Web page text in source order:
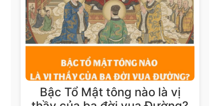
Bậc Tổ Mật tông nào là vị